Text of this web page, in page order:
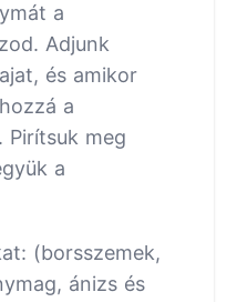
a
Adjunk
és amikor
a
meg
a
(borsszemek,
ánizs és